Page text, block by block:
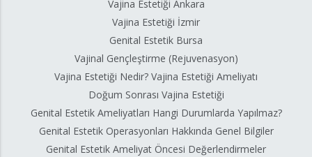
Vajina Estetiği Ankara
Vajina Estetiği İzmir
Genital Estetik Bursa
Vajinal Gençleştirme (Rejuvenasyon)
Vajina Estetiği Nedir? Vajina Estetiği Ameliyatı
Doğum Sonrası Vajina Estetiği
Genital Estetik Ameliyatları Hangi Durumlarda Yapılmaz?
Genital Estetik Operasyonları Hakkında Genel Bilgiler
Genital Estetik Ameliyat Öncesi Değerlendirmeler